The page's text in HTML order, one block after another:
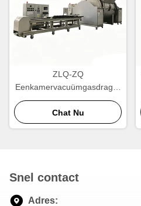
ZLQ-ZQ
Eenkamervacuümgasdrager
Aluminium soldeeroven
Energiebesparende snelle
cyclus
Chat Nu
Snel contact
Adres: